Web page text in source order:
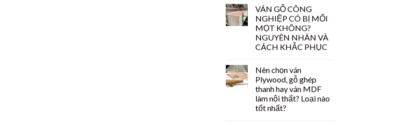
VÁN GỖ CÔNG
NGHIỆP CÓ BỊ MỐI
MỌT KHÔNG?
NGUYÊN NHÂN VÀ
CÁCH KHẮC PHỤC
Nên chọn ván
Plywood, gỗ ghép
thanh hay ván MDF
làm nội thất? Loại nào
tốt nhất?